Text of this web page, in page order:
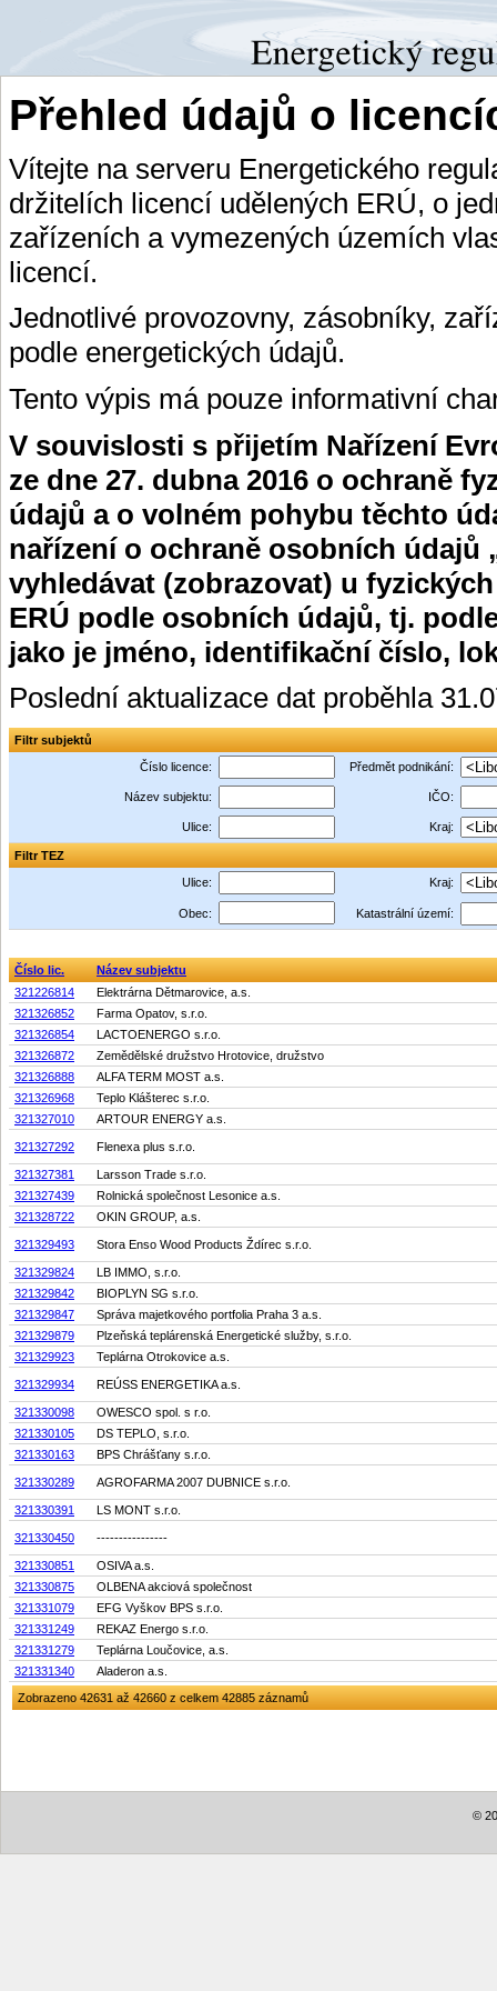
Přehled údajů o
Vítejte na serveru Energetického
držitelích licencí udělených ERÚ, o
zařízeních a vymezených územích
licencí.
Jednotlivé provozovny, zásobníky,
podle energetických údajů.
Tento výpis má pouze informativní
V souvislosti s přijetím Nařízení
ze dne 27. dubna 2016 o ochraně
údajů a o volném pohybu těchto
nařízení o ochraně osobních údajů
vyhledávat (zobrazovat) u
ERÚ podle osobních údajů, tj.
jako je jméno, identifikační číslo,
Poslední aktualizace dat proběhla
Filtr subjektů
Číslo licence:
Předmět podnikání:
Název subjektu: IČO:
Ulice: Kraj:
Filtr TEZ
Ulice:
Kraj:
Obec: Katastrální území:
Číslo lic.
Název subjektu
321226814
Elektrárna Dětmarovice, a.s.
321326852
Farma Opatov, s.r.o.
321326854
LACTOENERGO s.r.o.
321326872
Zemědělské družstvo Hrotovice, družstvo
321326888
ALFA TERM MOST a.s.
321326968
Teplo Klášterec s.r.o.
321327010
ARTOUR ENERGY a.s.
321327292 Flenexa plus s.r.o.
321327381
Larsson Trade s.r.o.
321327439
Rolnická společnost Lesonice a.s.
321328722
OKIN GROUP, a.s.
321329493 Stora Enso Wood Products Ždírec s.r.o.
321329824
LB IMMO, s.r.o.
321329842
BIOPLYN SG s.r.o.
321329847
Správa majetkového portfolia Praha 3 a.s.
321329879
Plzeňská teplárenská Energetické služby, s.r.o.
321329923
Teplárna Otrokovice a.s.
321329934 REÚSS ENERGETIKA a.s.
321330098
OWESCO spol. s r.o.
321330105
DS TEPLO, s.r.o.
321330163
BPS Chrášťany s.r.o.
321330289 AGROFARMA 2007 DUBNICE s.r.o.
321330391 LS MONT s.r.o.
321330450 ----------------
321330851
OSIVA a.s.
321330875
OLBENA akciová společnost
321331079
EFG Vyškov BPS s.r.o.
321331249
REKAZ Energo s.r.o.
321331279
Teplárna Loučovice, a.s.
321331340
Aladeron a.s.
Zobrazeno 42631 až 42660 z celkem 42885 záznamů
©